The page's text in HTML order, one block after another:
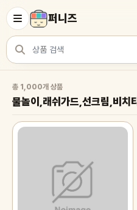
퍼니즈
상품 검색
물놀이,래쉬가드,선크림,비치타
총 1,000개 상품
물놀이,래쉬가드,선크림,비치